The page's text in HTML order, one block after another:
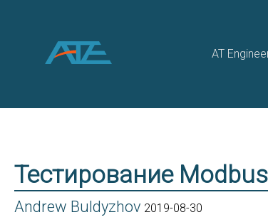
AT
Тестирование
Andrew Buldyzhov 2019-08-30